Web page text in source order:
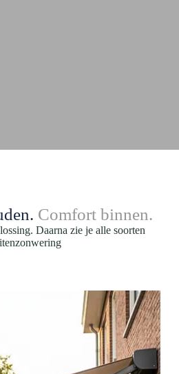
Comfort binnen.
Daarna zie je alle soorten